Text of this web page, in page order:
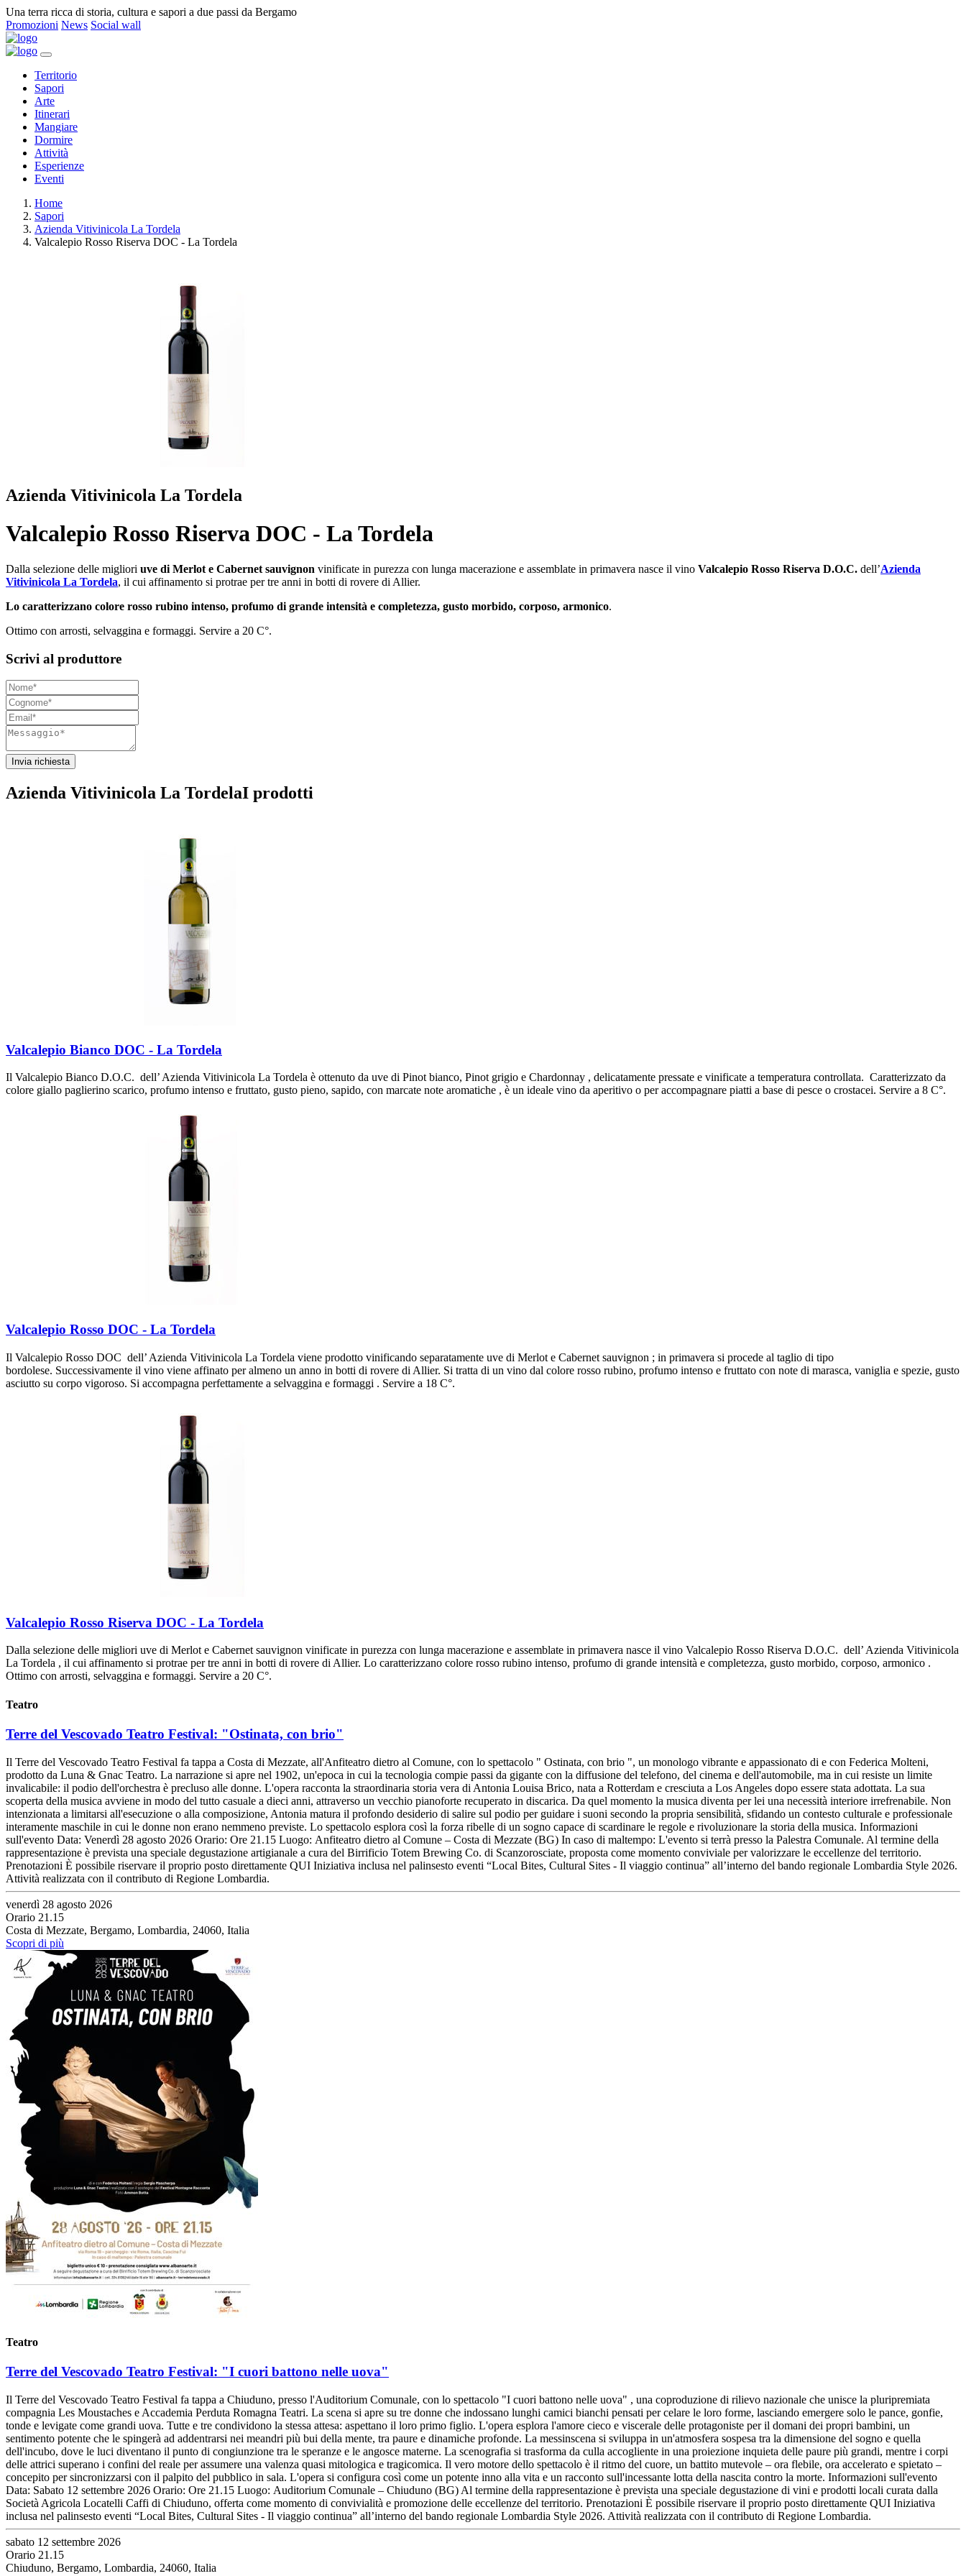
Una terra ricca di storia, cultura e sapori a due passi da Bergamo
Promozioni News Social wall
Territorio
Sapori
Arte
Itinerari
Mangiare
Dormire
Attività
Esperienze
Eventi
Home
Sapori
Azienda Vitivinicola La Tordela
Valcalepio Rosso Riserva DOC - La Tordela
Azienda Vitivinicola La Tordela
Valcalepio Rosso Riserva DOC - La Tordela
Dalla selezione delle migliori uve di Merlot e Cabernet sauvignon vinificate in purezza con lunga macerazione e assemblate in primavera nasce il vino Valcalepio Rosso Riserva D.O.C. dell’Azienda
Vitivinicola La Tordela, il cui affinamento si protrae per tre anni in botti di rovere di Allier.
Lo caratterizzano colore rosso rubino intenso, profumo di grande intensità e completezza, gusto morbido, corposo, armonico.
Ottimo con arrosti, selvaggina e formaggi. Servire a 20 C°.
Scrivi al produttore
Invia richiesta
Azienda Vitivinicola La TordelaI prodotti
Valcalepio Bianco DOC - La Tordela
Il Valcalepio Bianco D.O.C. dell’ Azienda Vitivinicola La Tordela è ottenuto da uve di Pinot bianco, Pinot grigio e Chardonnay , delicatamente pressate e vinificate a temperatura controllata. Caratterizzato da
colore giallo paglierino scarico, profumo intenso e fruttato, gusto pieno, sapido, con marcate note aromatiche , è un ideale vino da aperitivo o per accompagnare piatti a base di pesce o crostacei. Servire a 8 C°.
Valcalepio Rosso DOC - La Tordela
Il Valcalepio Rosso DOC dell’ Azienda Vitivinicola La Tordela viene prodotto vinificando separatamente uve di Merlot e Cabernet sauvignon ; in primavera si procede al taglio di tipo
bordolese. Successivamente il vino viene affinato per almeno un anno in botti di rovere di Allier. Si tratta di un vino dal colore rosso rubino, profumo intenso e fruttato con note di marasca, vaniglia e spezie, gusto
asciutto su corpo vigoroso. Si accompagna perfettamente a selvaggina e formaggi . Servire a 18 C°.
Valcalepio Rosso Riserva DOC - La Tordela
Dalla selezione delle migliori uve di Merlot e Cabernet sauvignon vinificate in purezza con lunga macerazione e assemblate in primavera nasce il vino Valcalepio Rosso Riserva D.O.C. dell’ Azienda Vitivinicola
La Tordela , il cui affinamento si protrae per tre anni in botti di rovere di Allier. Lo caratterizzano colore rosso rubino intenso, profumo di grande intensità e completezza, gusto morbido, corposo, armonico .
Ottimo con arrosti, selvaggina e formaggi. Servire a 20 C°.
Teatro
Terre del Vescovado Teatro Festival: "Ostinata, con brio"
Il Terre del Vescovado Teatro Festival fa tappa a Costa di Mezzate, all'Anfiteatro dietro al Comune, con lo spettacolo " Ostinata, con brio ", un monologo vibrante e appassionato di e con Federica Molteni,
prodotto da Luna & Gnac Teatro. La narrazione si apre nel 1902, un'epoca in cui la tecnologia compie passi da gigante con la diffusione del telefono, del cinema e dell'automobile, ma in cui resiste un limite
invalicabile: il podio dell'orchestra è precluso alle donne. L'opera racconta la straordinaria storia vera di Antonia Louisa Brico, nata a Rotterdam e cresciuta a Los Angeles dopo essere stata adottata. La sua
scoperta della musica avviene in modo del tutto casuale a dieci anni, attraverso un vecchio pianoforte recuperato in discarica. Da quel momento la musica diventa per lei una necessità interiore irrefrenabile. Non
intenzionata a limitarsi all'esecuzione o alla composizione, Antonia matura il profondo desiderio di salire sul podio per guidare i suoni secondo la propria sensibilità, sfidando un contesto culturale e professionale
interamente maschile in cui le donne non erano nemmeno previste. Lo spettacolo esplora così la forza ribelle di un sogno capace di scardinare le regole e rivoluzionare la storia della musica. Informazioni
sull'evento Data: Venerdì 28 agosto 2026 Orario: Ore 21.15 Luogo: Anfiteatro dietro al Comune – Costa di Mezzate (BG) In caso di maltempo: L'evento si terrà presso la Palestra Comunale. Al termine della
rappresentazione è prevista una speciale degustazione artigianale a cura del Birrificio Totem Brewing Co. di Scanzorosciate, proposta come momento conviviale per valorizzare le eccellenze del territorio.
Prenotazioni È possibile riservare il proprio posto direttamente QUI Iniziativa inclusa nel palinsesto eventi “Local Bites, Cultural Sites - Il viaggio continua” all’interno del bando regionale Lombardia Style 2026.
Attività realizzata con il contributo di Regione Lombardia.
venerdì 28 agosto 2026
Orario 21.15
Costa di Mezzate, Bergamo, Lombardia, 24060, Italia
Scopri di più
Teatro
Terre del Vescovado Teatro Festival: "I cuori battono nelle uova"
Il Terre del Vescovado Teatro Festival fa tappa a Chiuduno, presso l'Auditorium Comunale, con lo spettacolo "I cuori battono nelle uova" , una coproduzione di rilievo nazionale che unisce la pluripremiata
compagnia Les Moustaches e Accademia Perduta Romagna Teatri. La scena si apre su tre donne che indossano lunghi camici bianchi pensati per celare le loro forme, lasciando emergere solo le pance, gonfie,
tonde e levigate come grandi uova. Tutte e tre condividono la stessa attesa: aspettano il loro primo figlio. L'opera esplora l'amore cieco e viscerale delle protagoniste per il domani dei propri bambini, un
sentimento potente che le spingerà ad addentrarsi nei meandri più bui della mente, tra paure e dinamiche profonde. La messinscena si sviluppa in un'atmosfera sospesa tra la dimensione del sogno e quella
dell'incubo, dove le luci diventano il punto di congiunzione tra le speranze e le angosce materne. La scenografia si trasforma da culla accogliente in una proiezione inquieta delle paure più grandi, mentre i corpi
delle attrici superano i confini del reale per assumere una valenza quasi mitologica e tragicomica. Il vero motore dello spettacolo è il ritmo del cuore, un battito mutevole – ora flebile, ora accelerato e spietato –
concepito per sincronizzarsi con il palpito del pubblico in sala. L'opera si configura così come un potente inno alla vita e un racconto sull'incessante lotta della nascita contro la morte. Informazioni sull'evento
Data: Sabato 12 settembre 2026 Orario: Ore 21.15 Luogo: Auditorium Comunale – Chiuduno (BG) Al termine della rappresentazione è prevista una speciale degustazione di vini e prodotti locali curata dalla
Società Agricola Locatelli Caffi di Chiuduno, offerta come momento di convivialità e promozione delle eccellenze del territorio. Prenotazioni È possibile riservare il proprio posto direttamente QUI Iniziativa
inclusa nel palinsesto eventi “Local Bites, Cultural Sites - Il viaggio continua” all’interno del bando regionale Lombardia Style 2026. Attività realizzata con il contributo di Regione Lombardia.
sabato 12 settembre 2026
Orario 21.15
Chiuduno, Bergamo, Lombardia, 24060, Italia